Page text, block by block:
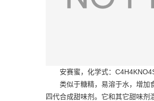
安赛蜜，化学式：
类似于糖精，易溶于水，增加
四代合成甜味剂。它和其它甜味剂